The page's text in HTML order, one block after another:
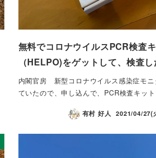
無料でコロナウイルスPCR検査
（HELPO)をゲットして、検査し
内閣官房 新型コロナウイルス感染症モニ
ていたので、申し込んで、PCR検査キッ
有村 好人 2021/04/27(